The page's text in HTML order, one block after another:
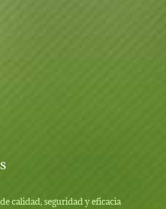
calidad, seguridad y eficacia